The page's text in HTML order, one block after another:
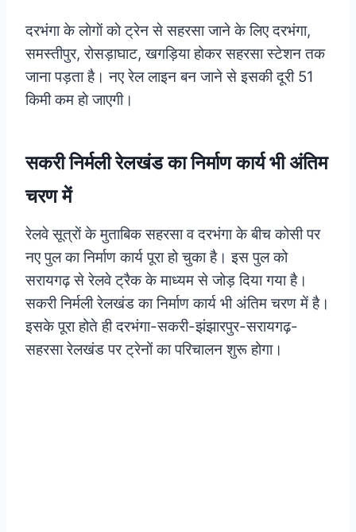
दरभंगा के लाेगाें काे ट्रेन से सहरसा जाने के लिए दरभंगा,
समस्तीपुर, रोसड़ाघाट, खगड़िया होकर सहरसा स्टेशन तक
जाना पड़ता है। नए रेल लाइन बन जाने से इसकी दूरी 51
किमी कम हाे जाएगी।
सकरी निर्मली रेलखंड का निर्माण कार्य भी अंतिम
चरण में
रेलवे सूत्राें के मुताबिक सहरसा व दरभंगा के बीच कोसी पर
नए पुल का निर्माण कार्य पूरा हो चुका है। इस पुल को
सरायगढ़ से रेलवे ट्रैक के माध्यम से जोड़ दिया गया है।
सकरी निर्मली रेलखंड का निर्माण कार्य भी अंतिम चरण में है।
इसके पूरा होते ही दरभंगा-सकरी-झंझारपुर-सरायगढ़-
सहरसा रेलखंड पर ट्रेनों का परिचालन शुरू होगा।